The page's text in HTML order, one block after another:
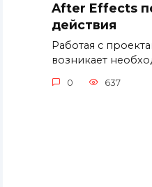
After Effects
действия
Работая с
возникает
0 637